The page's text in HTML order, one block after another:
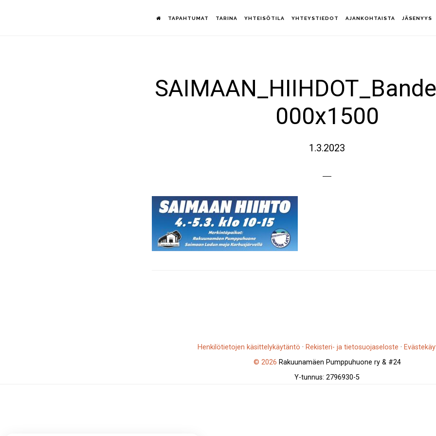
TAPAHTUMAT TARINA YHTEISÖTILA YHTEYSTIEDOT AJANKOHTAISTA JÄSENYYS
000x1500
1.3.2023
Henkilötietojen käsittelykäytäntö · Rekisteri- ja tietosuojaseloste ·
© 2026 Rakuunamäen Pumppuhuone ry & #24
Y-tunnus: 2796930-5